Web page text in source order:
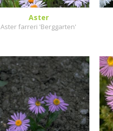
Aster
Aster farreri 'Berggarten'